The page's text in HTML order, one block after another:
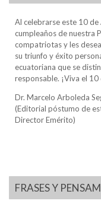
Al celebrarse este 10
cumpleaños de nuestra
compatriotas y les
su triunfo y éxito
ecuatoriana que se
responsable. ¡Viva el
Dr. Marcelo Arboleda
(Editorial póstumo de
Director Emérito)
FRASES Y